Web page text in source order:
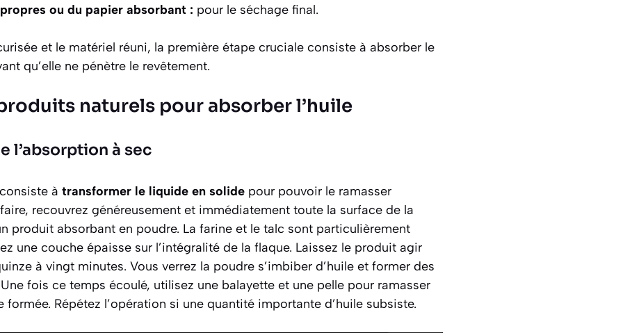
ou du papier absorbant : pour le séchage final.
et le matériel réuni, la première étape cruciale consiste à absorber le
qu’elle ne pénètre le revêtement.
naturels pour absorber l’huile
l’absorption à sec
à transformer le liquide en solide pour pouvoir le ramasser
recouvrez généreusement et immédiatement toute la surface de la
produit absorbant en poudre. La farine et le talc sont particulièrement
une couche épaisse sur l’intégralité de la flaque. Laissez le produit agir
à vingt minutes. Vous verrez la poudre s’imbiber d’huile et former des
fois ce temps écoulé, utilisez une balayette et une pelle pour ramasser
Répétez l’opération si une quantité importante d’huile subsiste.